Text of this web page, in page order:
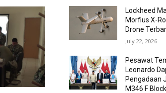
Lockheed
Morfius X-
Drone
July 22, 2026
Pesawat
Leonardo
Pengadaan
M346 F